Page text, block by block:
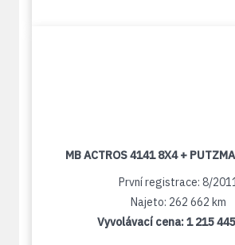
MB ACTROS 4141 8X4 +
První registrace: 8/
Najeto: 262 662 km
Vyvolávací cena:1 215